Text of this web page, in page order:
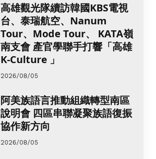
高雄觀光隊續訪韓國KBS電視
台、泰瑞航空、Nanum
Tour、Mode Tour、 KATA嶺
南支會 產官學聯手打響「高雄
K-Culture 」
2026/08/05
阿美族語言推動組織轉型南區
說明會 四區串聯凝聚族語復振
協作新方向
2026/08/05